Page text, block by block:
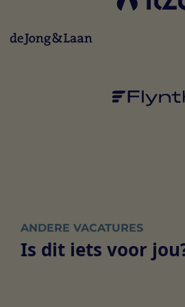
ANDERE VACATURES
Is dit iets voor